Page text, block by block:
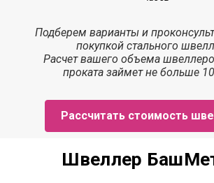
Подберем варианты и
покупкой стального
Расчетвашего объема
проката займетне больше
Рассчитать стоимость
Швеллер